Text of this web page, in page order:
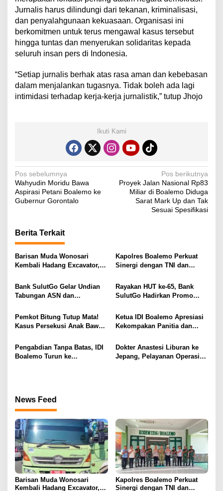
Jurnalis harus dilindungi dari tekanan, kriminalisasi,
dan penyalahgunaan kekuasaan. Organisasi ini
berkomitmen untuk terus mengawal kasus tersebut
hingga tuntas dan menyerukan solidaritas kepada
seluruh insan pers di Indonesia.
“Setiap jurnalis berhak atas rasa aman dan kebebasan
dalam menjalankan tugasnya. Tidak boleh ada lagi
intimidasi terhadap kerja-kerja jurnalistik,” tutup Jhojo
Ikuti Kami
N
a
v
g
a
s
p
o
s
Pos sebelumnya
Wahyudin Moridu Bawa
Aspirasi Petani Boalemo ke
Gubernur Gorontalo
Pos berikutnya
Proyek Jalan Nasional Rp83
Miliar di Boalemo Diduga
Sarat Mark Up dan Tak
Sesuai Spesifikasi
Berita Terkait
Barisan Muda Wonosari
Kembali Hadang Excavator,
Dipulangkan
Kapolres Boalemo Perkuat
Sinergi dengan TNI dan
Silaturahmi
Bank SulutGo Gelar Undian
Tabungan ASN dan
dan 51 Sepeda Motor
Rayakan HUT ke-65, Bank
SulutGo Hadirkan Promo
ASN, PPPK, dan Pensiunan
Pemkot Bitung Tutup Mata!
Kasus Persekusi Anak Bawah
Katung Tanpa Atensi
Ketua IDI Boalemo Apresiasi
Kekompakan Panitia dan
pada HBDI ke-118
Pengabdian Tanpa Batas, IDI
Boalemo Turun ke
Dokter Anastesi Liburan ke
Jepang, Pelayanan Operasi
News Feed
Barisan Muda Wonosari
Kembali Hadang Excavator,
Kapolres Boalemo Perkuat
Sinergi dengan TNI dan